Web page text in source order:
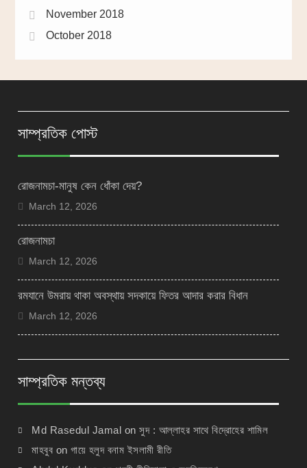
November 2018
October 2018
সাম্প্রতিক পোস্ট
রোজনামচা-মানুষ কেন ধোঁকা দেয়?
March 12, 2026
রোজনামচা
March 12, 2026
রমযানে উমরায় থাকা অবস্থায় সদকায়ে ফিতর আদার করার বিধান
March 12, 2026
সাম্প্রতিক মন্তব্য
Md Rasedul Jamal onসুদ : আল্লাহর সাথে বিদ্রোহের শামিল
মাহবুব onগায়ে হলুদ বনাম ইসলামী রীতি